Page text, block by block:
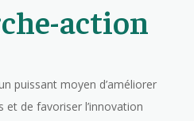
action
puissant moyen d’améliorer
et de favoriser l’innovation